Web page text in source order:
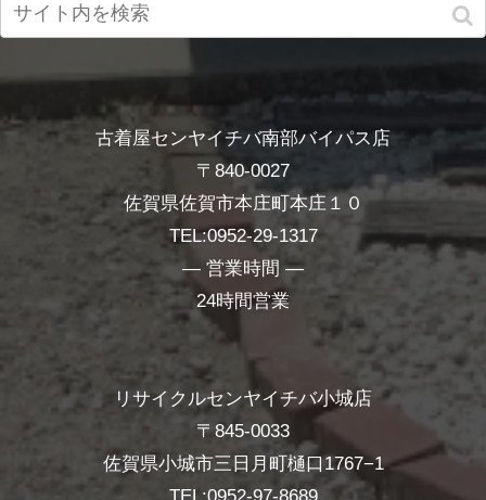
古着屋センヤイチバ南部バイパス店
〒840-0027
佐賀県佐賀市本庄町本庄１０
TEL:0952-29-1317
― 営業時間 ―
24時間営業
リサイクルセンヤイチバ小城店
〒845-0033
佐賀県小城市三日月町樋口1767−1